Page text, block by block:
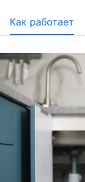
Как работает